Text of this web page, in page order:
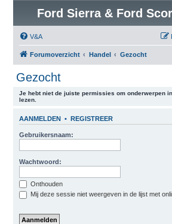
Ford Sierra & Ford
V&A
Forumoverzicht Handel Gezocht
Gezocht
Je hebt niet de juiste permissies om onderwerpen
lezen.
AANMELDEN • REGISTREER
Gebruikersnaam:
Wachtwoord:
Onthouden
Mij deze sessie niet weergeven in de lijst met